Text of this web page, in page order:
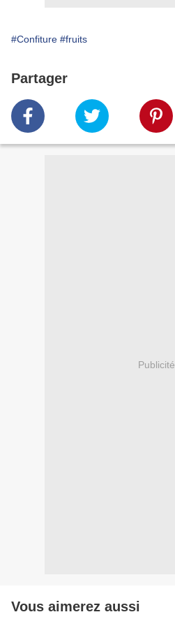
#Confiture #fruits
Partager
Publicité
Vous aimerez aussi